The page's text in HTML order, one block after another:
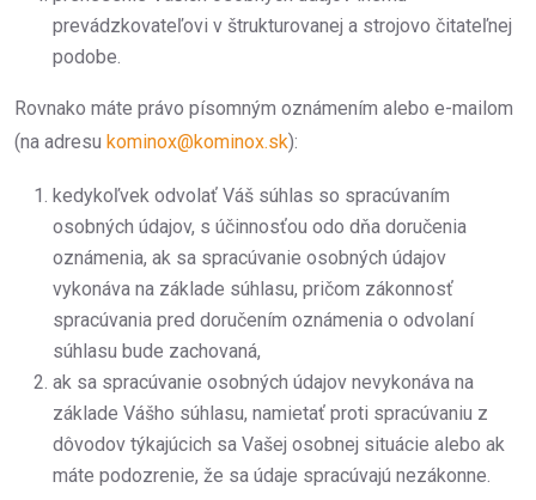
prevádzkovateľovi v štrukturovanej a strojovo čitateľnej
podobe.
Rovnako máte právo písomným oznámením alebo e-mailom
(na adresu kominox@kominox.sk):
kedykoľvek odvolať Váš súhlas so spracúvaním
osobných údajov, s účinnosťou odo dňa doručenia
oznámenia, ak sa spracúvanie osobných údajov
vykonáva na základe súhlasu, pričom zákonnosť
spracúvania pred doručením oznámenia o odvolaní
súhlasu bude zachovaná,
ak sa spracúvanie osobných údajov nevykonáva na
základe Vášho súhlasu, namietať proti spracúvaniu z
dôvodov týkajúcich sa Vašej osobnej situácie alebo ak
máte podozrenie, že sa údaje spracúvajú nezákonne.